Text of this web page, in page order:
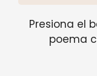
Presiona el
poema